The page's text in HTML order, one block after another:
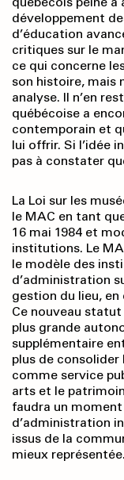
développement
d’éducation
critiques sur le
ce qui concerne
son histoire, mais
analyse. Il n’en
québécoise a
contemporain et
lui offrir. Si l’idée
pas à constater
La Loi sur les
le MAC en tant
16 mai 1984 et
institutions. Le
le modèle des
d’administration
gestion du lieu,
Ce nouveau
plus grande
supplémentaire
plus de consolider
comme service
arts et le
faudra un
d’administration
issus de la
mieux représentée.